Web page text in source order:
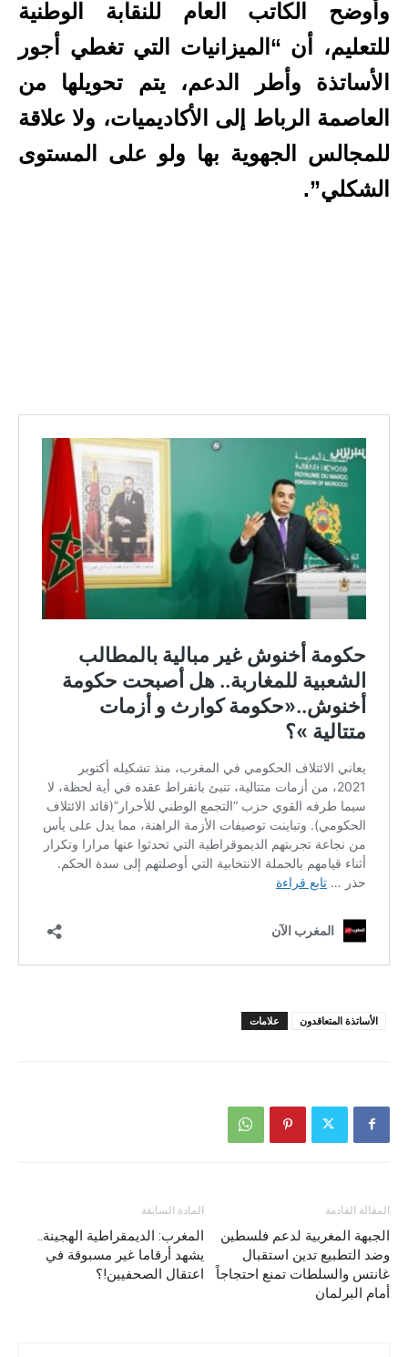
وأوضح الكاتب العام للنقابة الوطنية
للتعليم، أن “الميزانيات التي تغطي أجور
الأساتذة وأطر الدعم، يتم تحويلها من
العاصمة الرباط إلى الأكاديميات، ولا علاقة
للمجالس الجهوية بها ولو على المستوى
الشكلي”.
علامات الأساتذة المتعاقدون
المادة السابقة
المغرب: الديمقراطية الهجينة..
يشهد أرقاما غير مسبوقة في
اعتقال الصحفيين!؟
المقالة القادمة
الجبهة المغربية لدعم فلسطين
وضد التطبيع تدين استقبال
غانتس والسلطات تمنع احتجاجاً
أمام البرلمان